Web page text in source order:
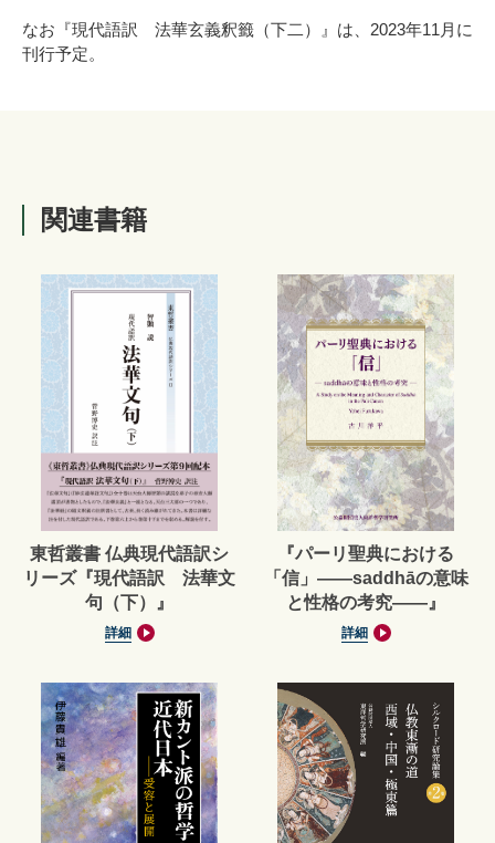
なお『現代語訳 法華玄義釈籤（下二）』は、2023年11月に
刊行予定。
関連書籍
東哲叢書 仏典現代語訳シ
リーズ『現代語訳 法華文
句（下）』
詳細
『パーリ聖典における
「信」——saddhāの意味
と性格の考究——』
詳細